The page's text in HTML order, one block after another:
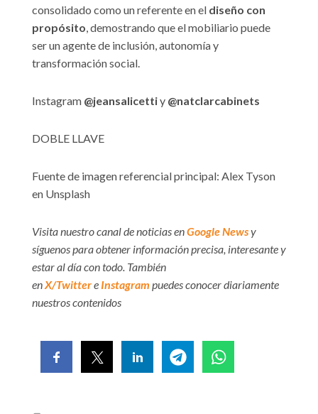
consolidado como un referente en el diseño con
propósito, demostrando que el mobiliario puede
ser un agente de inclusión, autonomía y
transformación social.
Instagram @jeansalicettiy @natclarcabinets
DOBLE LLAVE
Fuente de imagen referencial principal: Alex Tyson
en Unsplash
Visita nuestro canal de noticias enGoogle Newsy
síguenos para obtener información precisa, interesante y
estar al día con todo. También
enX/Twittere Instagram puedes conocer diariamente
nuestros contenidos